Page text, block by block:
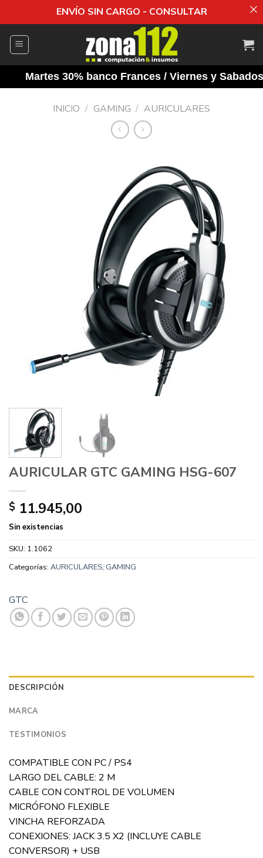
ENVÍO SIN CARGO - CONSULTAR
Martes 30% banco Frances / Viernes y
INICIO / GAMING / AURICULARES
AURICULAR GTC GAMING HSG-607
$ 11.945,00
Sin existencias
SKU: 1.1062
Categorías: AURICULARES, GAMING
GTC
DESCRIPCIÓN
MARCA
TESTIMONIOS
COMPATIBLE CON PC / PS4
LARGO DEL CABLE: 2 M
CABLE CON CONTROL DE VOLUMEN
MICRÓFONO FLEXIBLE
VINCHA REFORZADA
CONEXIONES: JACK 3.5 X2 (INCLUYE CABLE
CONVERSOR) + USB